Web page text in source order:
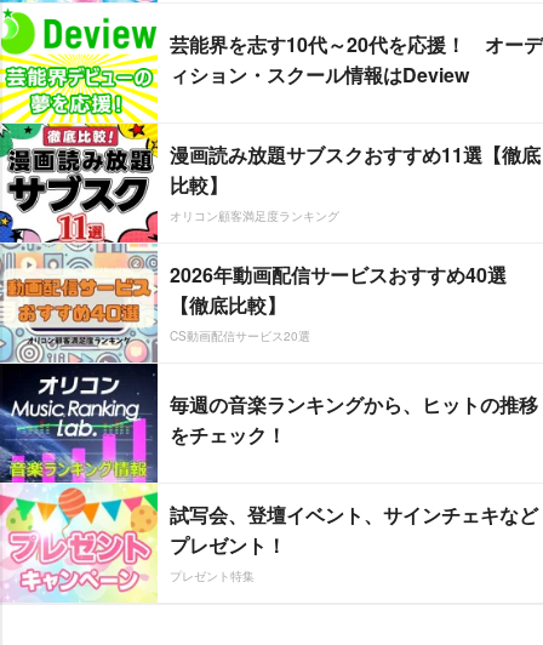
芸能界を志す10代～20代を応援！ オーデ
ィション・スクール情報はDeview
漫画読み放題サブスクおすすめ11選【徹底
比較】
オリコン顧客満足度ランキング
2026年動画配信サービスおすすめ40選
【徹底比較】
CS動画配信サービス20選
毎週の音楽ランキングから、ヒットの推移
をチェック！
試写会、登壇イベント、サインチェキなど
プレゼント！
プレゼント特集